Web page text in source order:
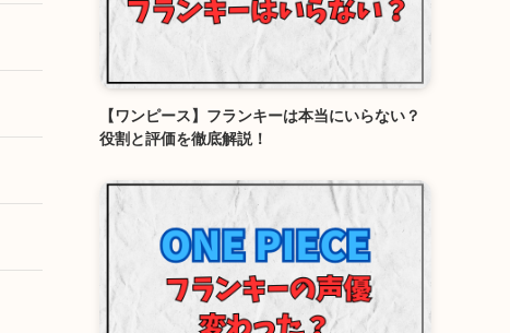
【ワンピース】フランキーは本当にいらない？
役割と評価を徹底解説！